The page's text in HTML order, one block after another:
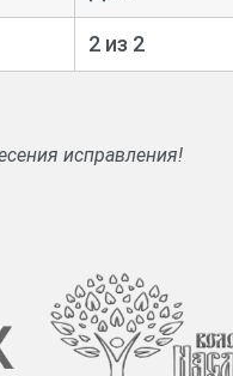
2 из 2
исправления!